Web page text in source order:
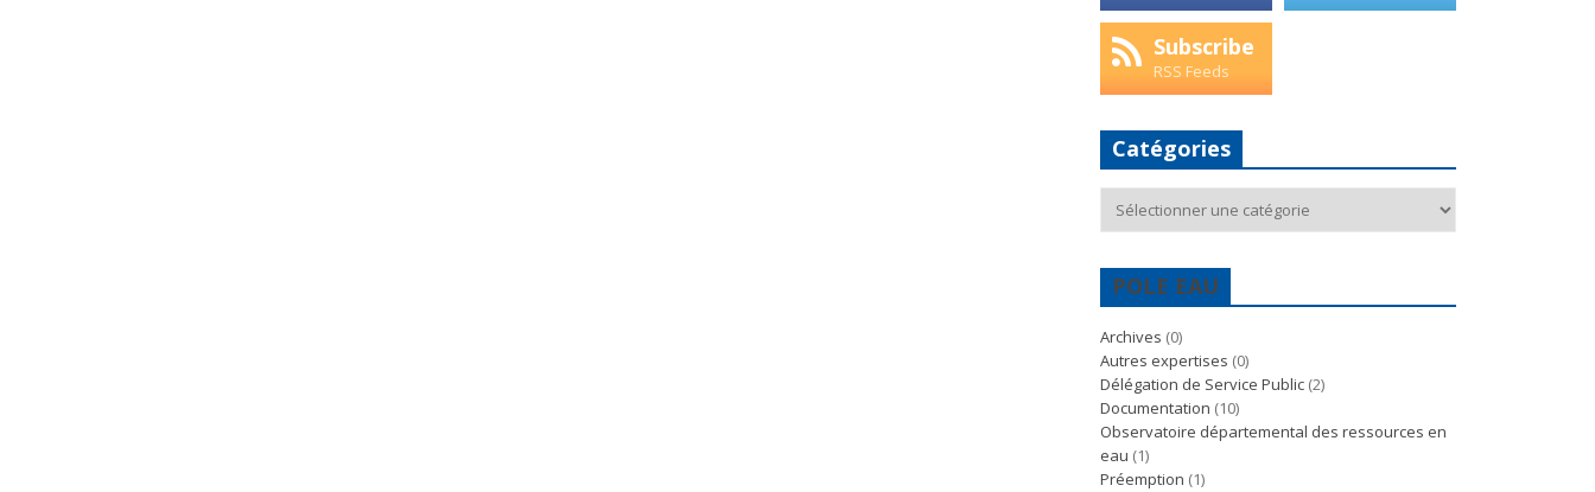
Subscribe
RSS Feeds
Catégories
POLE EAU
Archives (0)
Autres expertises (0)
Délégation de Service Public (2)
Documentation (10)
Observatoire départemental des ressources en
eau (1)
Préemption (1)